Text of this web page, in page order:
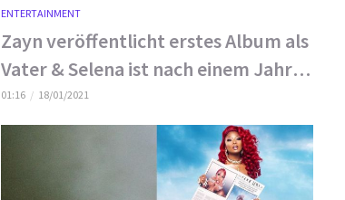
ENTERTAINMENT
Zayn veröffentlicht erstes Album als
Vater & Selena ist nach einem Jahr
wieder da!
01:16 18/01/2021